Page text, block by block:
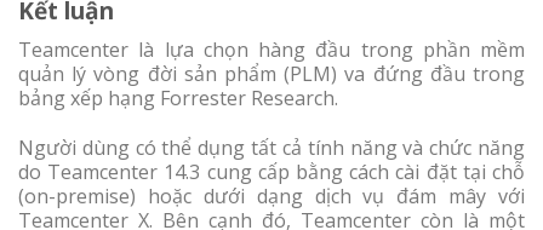
Kết luận
Teamcenter là lựa chọn hàng đầu trong phần mềm
quản lý vòng đời sản phẩm (PLM) va đứng đầu trong
bảng xếp hạng Forrester Research.
Người dùng có thể dụng tất cả tính năng và chức năng
do Teamcenter 14.3 cung cấp bằng cách cài đặt tại chỗ
(on-premise) hoặc dưới dạng dịch vụ đám mây với
Teamcenter X. Bên cạnh đó, Teamcenter còn là một